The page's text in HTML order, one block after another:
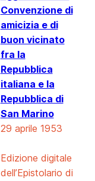
Convenzione di
amicizia e di
buon vicinato
fra la
Repubblica
italiana e la
Repubblica di
San Marino
29 aprile 1953
Edizione digitale
dell’Epistolario di